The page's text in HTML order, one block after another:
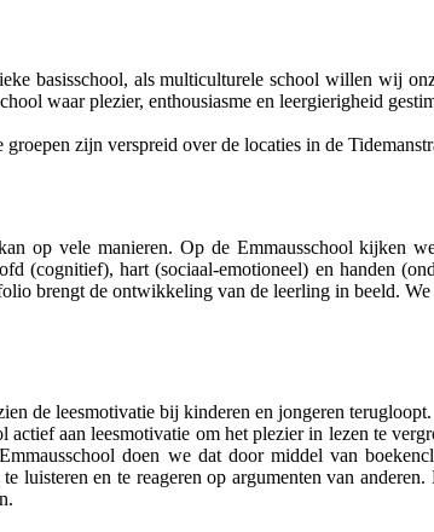
basisschool, als multiculturele school willen wij
waar plezier, enthousiasme en leergierigheid
zijn verspreid over de locaties in de
op vele manieren. Op de Emmausschool kijken
(cognitief), hart (sociaal-emotioneel) en handen
brengt de ontwikkeling van de leerling in beeld.
de leesmotivatie bij kinderen en jongeren terugloopt.
actief aan leesmotivatie om het plezier in lezen te
doen we dat door middel van
luisteren en te reageren op argumenten van